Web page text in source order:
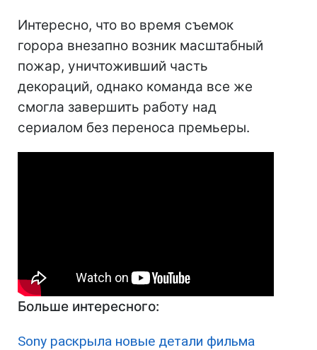
Интересно, что во время съемок
горора внезапно возник масштабный
пожар, уничтоживший часть
декораций, однако команда все же
смогла завершить работу над
сериалом без переноса премьеры.
Больше интересного:
Sony раскрыла новые детали фильма